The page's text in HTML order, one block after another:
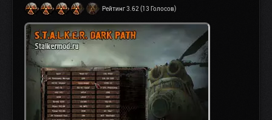
Рейтинг 3.62 (13 Голосов)